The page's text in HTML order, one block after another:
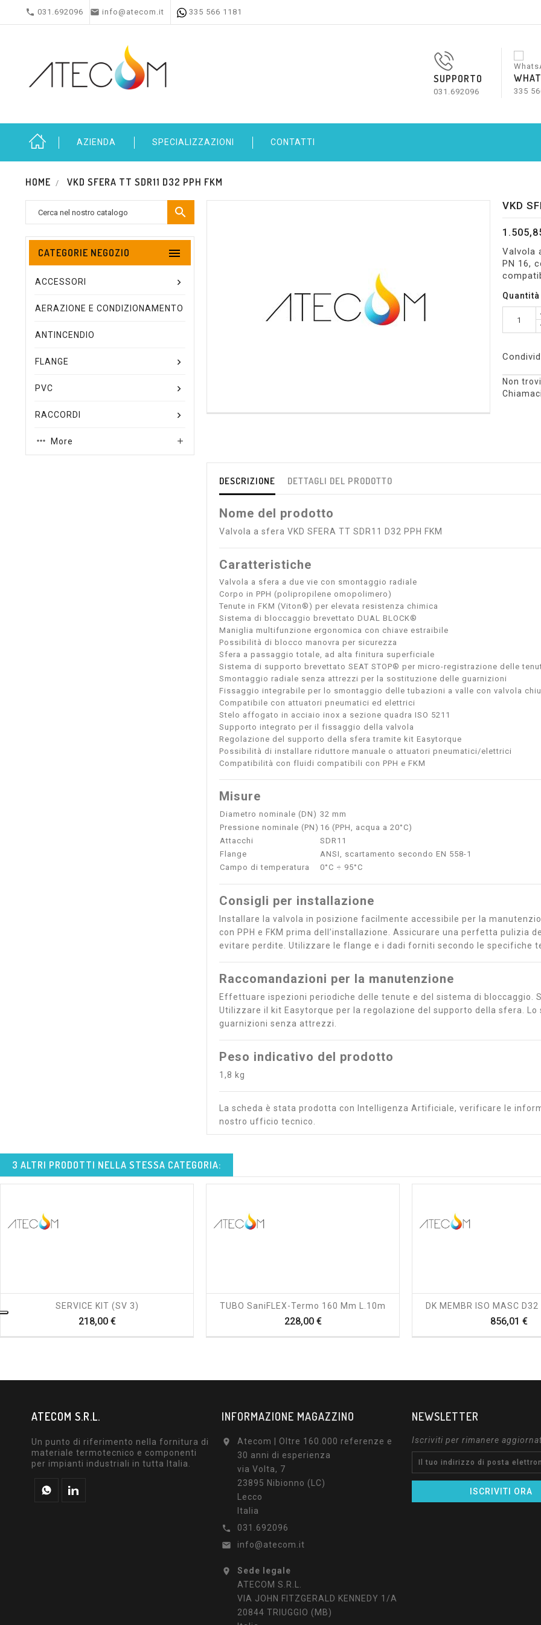
 031.692096  info@atecom.it 335 566 1181
SUPPORTO
031.692096 335
AZIENDA SPECIALIZZAZIONI CONTATTI
HOME VKD SFERA TT SDR11 D32 PPH FKM

CATEGORIE NEGOZIO 
ACCESSORI
AERAZIONE E CONDIZIONAMENTO
ANTINCENDIO
FLANGE
PVC
RACCORDI
More 
VKD
Valvola
PN 16,
Quantità
Non
DESCRIZIONE DETTAGLI DEL PRODOTTO
Nome del prodotto
Valvola a sfera VKD SFERA TT SDR11 D32 PPH FKM
Caratteristiche
Valvola a sfera a due vie con smontaggio radiale
Corpo in PPH (polipropilene omopolimero)
Tenute in FKM (Viton®) per elevata resistenza chimica
Sistema di bloccaggio brevettato DUAL BLOCK®
Maniglia multifunzione ergonomica con chiave estraibile
Possibilità di blocco manovra per sicurezza
Sfera a passaggio totale, ad alta finitura superficiale
Sistema di supporto brevettato SEAT STOP® per micro-registrazione delle
Smontaggio radiale senza attrezzi per la sostituzione delle guarnizioni
Fissaggio integrabile per lo smontaggio delle tubazioni a valle con valvola
Compatibile con attuatori pneumatici ed elettrici
Stelo affogato in acciaio inox a sezione quadra ISO 5211
Supporto integrato per il fissaggio della valvola
Regolazione del supporto della sfera tramite kit Easytorque
Possibilità di installare riduttore manuale o attuatori pneumatici/elettrici
Compatibilità con fluidi compatibili con PPH e FKM
Misure
Diametro nominale (DN) 32 mm
Pressione nominale (PN) 16 (PPH, acqua a 20°C)
Attacchi
SDR11
Flange
ANSI, scartamento secondo EN 558-1
Campo di temperatura
0°C ÷ 95°C
Consigli per installazione
Installare la valvola in posizione facilmente accessibile per la
con PPH e FKM prima dell’installazione. Assicurare una perfetta pulizia
evitare perdite. Utilizzare le flange e i dadi forniti secondo le specifiche
Raccomandazioni per la manutenzione
Effettuare ispezioni periodiche delle tenute e del sistema di bloccaggio.
Utilizzare il kit Easytorque per la regolazione del supporto della sfera.
guarnizioni senza attrezzi.
Peso indicativo del prodotto
1,8 kg
La scheda è stata prodotta con Intelligenza Artificiale, verificare le
nostro ufficio tecnico.
3 ALTRI PRODOTTI NELLA STESSA CATEGORIA:
SERVICE KIT (SV 3)
218,00 €Prezzo
TUBO SaniFLEX-Termo 160 Mm L.10m
228,00 €Prezzo
DK MEMBR ISO MASC D32
856,01 €
ATECOM S.R.L.
Un punto di riferimento nella fornitura di
materiale termotecnico e componenti
per impianti industriali in tutta Italia.
INFORMAZIONE MAGAZZINO

Atecom | Oltre 160.000 referenze e
30 anni di esperienza
via Volta, 7
23895 Nibionno (LC)
Lecco
Italia

031.692096

info@atecom.it

Sede legale
ATECOM S.R.L.
VIA JOHN FITZGERALD KENNEDY 1/A
20844 TRIUGGIO (MB)
NEWSLETTER
Iscriviti per rimanere